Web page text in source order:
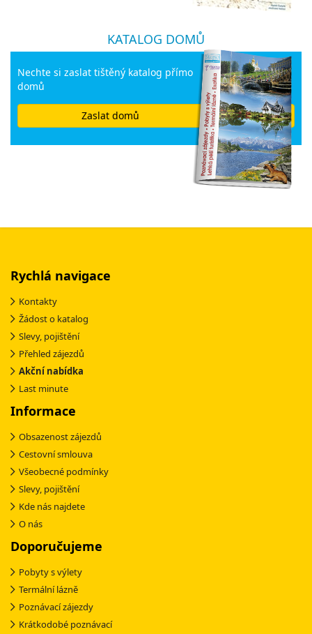
KATALOG DOMŮ
Nechte si zaslat tištěný katalog přímo
domů
Zaslat domů
Rychlá navigace
Kontakty
Žádost o katalog
Slevy, pojištění
Přehled zájezdů
Akční nabídka
Last minute
Informace
Obsazenost zájezdů
Cestovní smlouva
Všeobecné podmínky
Slevy, pojištění
Kde nás najdete
O nás
Doporučujeme
Pobyty s výlety
Termální lázně
Poznávací zájezdy
Krátkodobé poznávací